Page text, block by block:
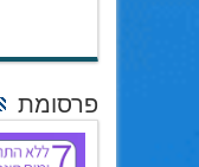
פרסומת